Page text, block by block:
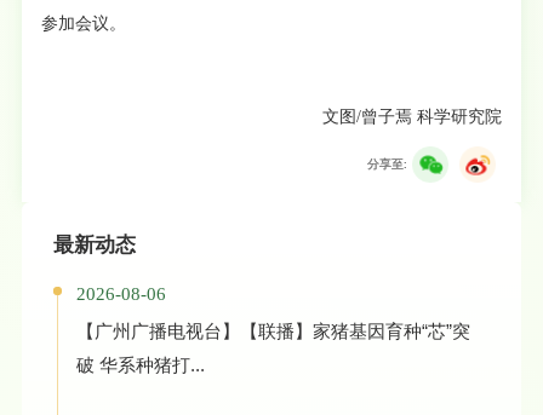
参加会议。
文图/曾子焉 科学研究院
分享至:
最新动态
2026-08-06
【广州广播电视台】【联播】家猪基因育种“芯”突
破 华系种猪打...